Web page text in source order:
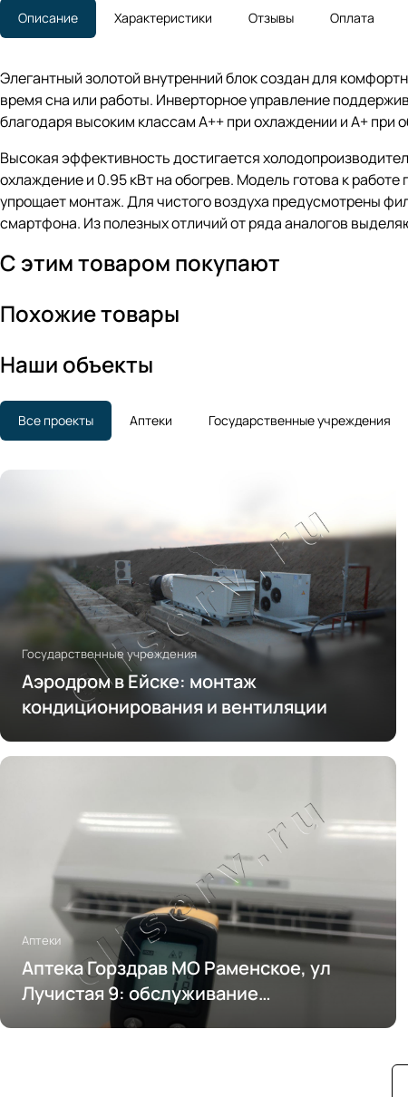
Описание Характеристики Отзывы Оплата
Элегантный золотой внутренний блок создан для
время сна или работы. Инверторное управление
благодаря высоким классам A++ при охлаждении и A+
Высокая эффективность достигается
охлаждение и 0.95 кВт на обогрев. Модель готова к
упрощает монтаж. Для чистого воздуха предусмотрены
смартфона. Из полезных отличий от ряда аналогов
С этим товаром покупают
Похожие товары
Наши объекты
Все проекты Аптеки Государственные учреждения
Государственные учреждения
Аэродром в Ейске: монтаж
кондиционирования и вентиляции
Аптеки
Аптека Горздрав МО Раменское, ул
Лучистая 9: обслуживание
кондиционирования